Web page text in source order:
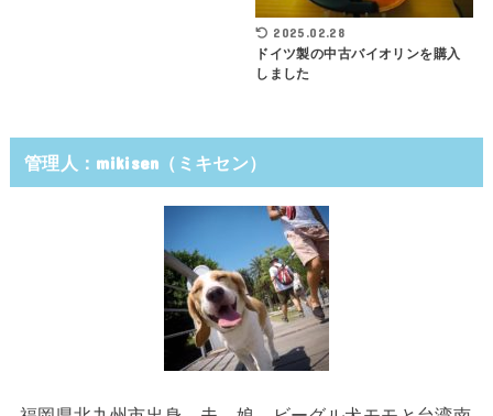
2025.02.28
ドイツ製の中古バイオリンを購入
しました
管理人：mikisen（ミキセン）